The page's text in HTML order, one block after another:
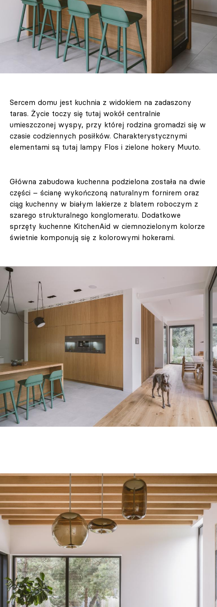
Sercem domu jest kuchnia z widokiem na zadaszony
taras. Życie toczy się tutaj wokół centralnie
umieszczonej wyspy, przy której rodzina gromadzi się w
czasie codziennych posiłków. Charakterystycznymi
elementami są tutaj lampy Flos i zielone hokery Muuto.
Główna zabudowa kuchenna podzielona została na dwie
części – ścianę wykończoną naturalnym fornirem oraz
ciąg kuchenny w białym lakierze z blatem roboczym z
szarego strukturalnego konglomeratu. Dodatkowe
sprzęty kuchenne KitchenAid w ciemnozielonym kolorze
świetnie komponują się z kolorowymi hokerami.